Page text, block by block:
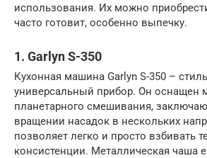
использования. Их можно
часто готовит, особенно выпечку.
1. Garlyn S-350
Кухонная машина Garlyn S-350 –
универсальный прибор. Он оснащен
планетарного смешивания,
вращении насадок в нескольких
позволяет легко и просто взбивать
консистенции. Металлическая чаша